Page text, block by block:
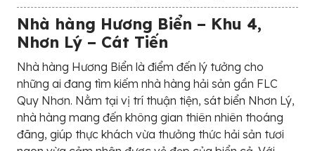
Nhà hàng Hương Biển – Khu 4,
Nhơn Lý – Cát Tiến
Nhà hàng Hương Biển là điểm đến lý tưởng cho
những ai đang tìm kiếm nhà hàng hải sản gần FLC
Quy Nhơn. Nằm tại vị trí thuận tiện, sát biển Nhơn Lý,
nhà hàng mang đến không gian thiên nhiên thoáng
đãng, giúp thực khách vừa thưởng thức hải sản tươi